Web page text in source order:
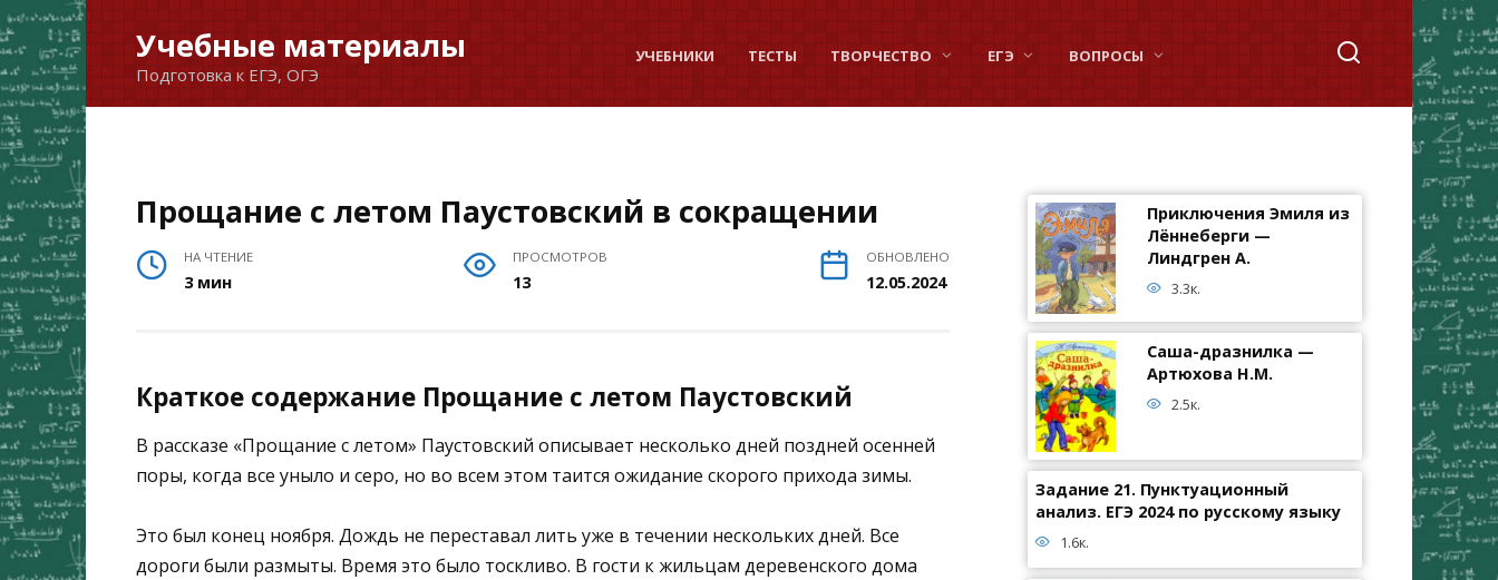
Перейти
к
содержанию
Учебные материалы
Подготовка к ЕГЭ, ОГЭ
УЧЕБНИКИ ТЕСТЫ ТВОРЧЕСТВО ЕГЭ ВОПРОСЫ
Прощание с летом Паустовский в сокращении
НА ЧТЕНИЕ
3 мин
ПРОСМОТРОВ
13
ОБНОВЛЕНО
12.05.2024
Краткое содержание Прощание с летом Паустовский
В рассказе «Прощание с летом» Паустовский описывает несколько дней поздней осенней
поры, когда все уныло и серо, но во всем этом таится ожидание скорого прихода зимы.
Это был конец ноября. Дождь не переставал лить уже в течении нескольких дней. Все
дороги были размыты. Время это было тоскливо. В гости к жильцам деревенского дома
Приключения Эмиля из
Лённеберги —
Линдгрен А.
3.3к.
Саша-дразнилка —
Артюхова Н.М.
2.5к.
Задание 21. Пунктуационный
анализ. ЕГЭ 2024 по русскому языку
1.6к.